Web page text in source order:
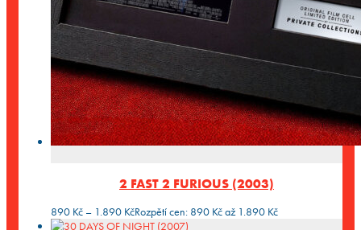
2 FAST 2 FURIOUS (2003)
890 Kč – 1.890 KčRozpětí cen: 890 Kč až 1.890 Kč